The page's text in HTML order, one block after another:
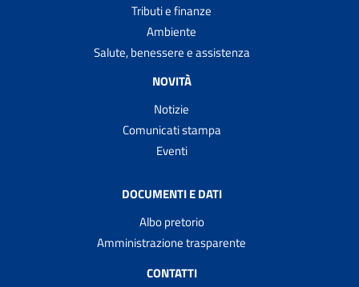
Tributi e finanze
Ambiente
Salute, benessere e assistenza
NOVITÀ
Notizie
Comunicati stampa
Eventi
DOCUMENTI E DATI
Albo pretorio
Amministrazione trasparente
CONTATTI